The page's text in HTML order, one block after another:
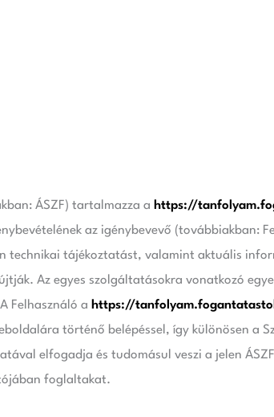
ÁSZF) tartalmazza a https://
az igénybevevő (továbbiakban:
technikai tájékoztatást, valamint aktuális
Az egyes szolgáltatásokra vonatkozó
Felhasználó ahttps://
történő belépéssel, így különösen a
elfogadja és tudomásul veszi a jelen
foglaltakat.